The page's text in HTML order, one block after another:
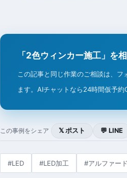
「2色ウィンカー施工」を
この記事と同じ作業のご相談は、フ
ます。AIチャットなら24時間仮予約
この事例をシェア 𝕏 ポスト 💬 LINE
#LED #LED加工 #アルファード